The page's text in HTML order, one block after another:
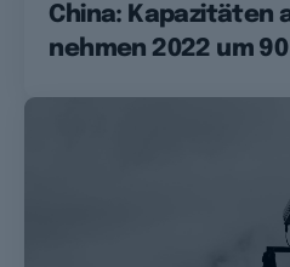
China: Kapazitäten
nehmen 2022 um